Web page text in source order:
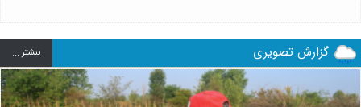
گزارش تصویری بيشتر ...